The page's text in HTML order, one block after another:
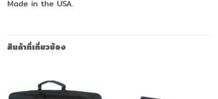
Made in the USA.
สินค้าที่เกี่ยวข้อง